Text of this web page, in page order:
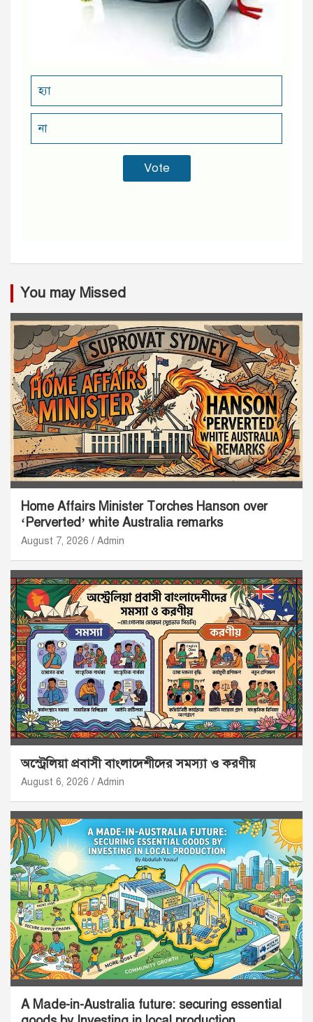
হ্যা
না
You may Missed
Home Affairs Minister Torches Hanson over
‘Perverted’ white Australia remarks
August 7, 2026 Admin
অস্ট্রেলিয়া প্রবাসী বাংলাদেশীদের সমস্যা ও করণীয়
August 6, 2026 Admin
A Made-in-Australia future: securing essential